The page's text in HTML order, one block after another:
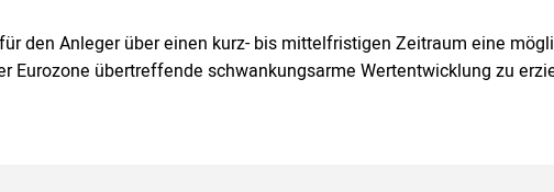
den Anleger über einen kurz- bis mittelfristigen Zeitraum eine
Eurozone übertreffende schwankungsarme Wertentwicklung zu